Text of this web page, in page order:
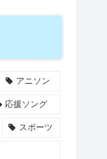
アニソン
応援ソング
スポーツ